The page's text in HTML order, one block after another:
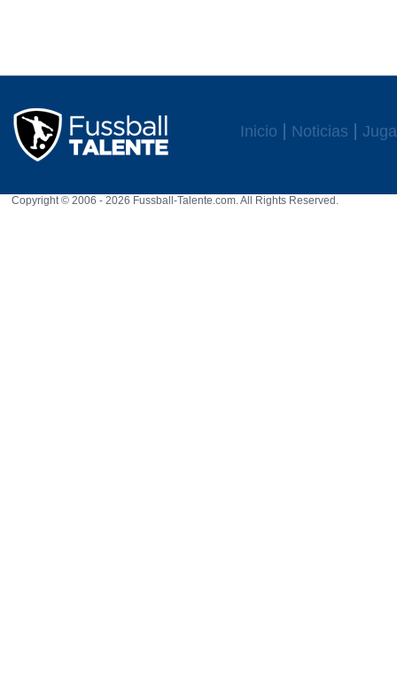
Inicio Noticias
Copyright © 2006 - 2026 Fussball-Talente.com. All Rights Reserved.